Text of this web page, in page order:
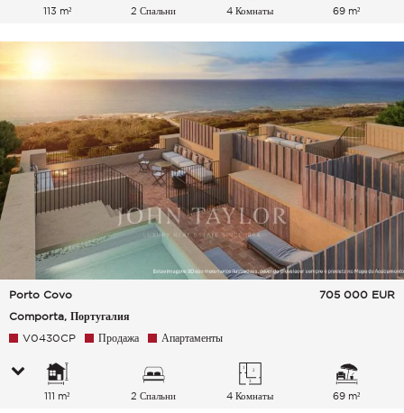
113 m² 2 Спальни 4 Комнаты 69 m²
Porto Covo
Comporta, Португалия
705 000 EUR
V0430CP Продажа Апартаменты
111 m² 2 Спальни 4 Комнаты 69 m²